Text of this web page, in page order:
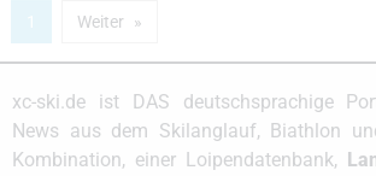
Weiter
xc-ski.de ist DAS deutschsprachige
News aus dem Skilanglauf, Biathlon
Kombination, einer Loipendatenbank,